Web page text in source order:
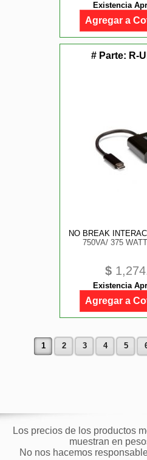
Existencia
Agregar a
# Parte: R-
NO BREAK
750VA/ 375
$
Existencia
Agregar a
1 2 3 4 5
Los precios de los productos
muestran en
No nos hacemos